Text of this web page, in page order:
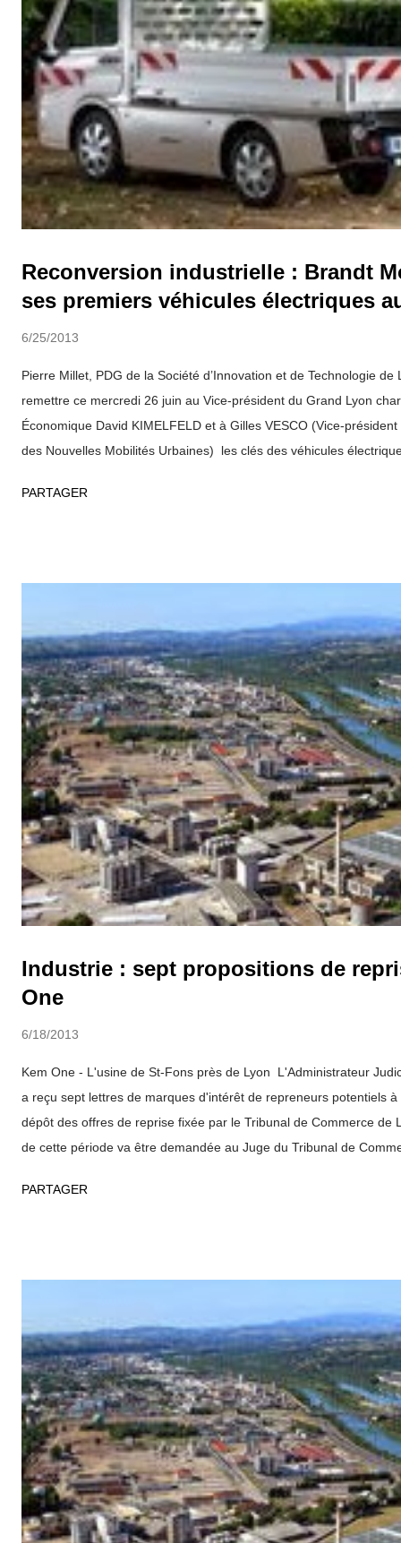
Reconversion industrielle : Brandt
ses premiers véhicules électriques
6/25/2013
Pierre Millet, PDG de la Société d’Innovation et de Technologie de
remettre ce mercredi 26 juin au Vice-président du Grand Lyon
Économique David KIMELFELD et à Gilles VESCO (Vice-
des Nouvelles Mobilités Urbaines) les clés des véhicules
: En 2011, l’usine Fagor Brandt a opéré une phase de
deux branches à valeur ajoutée du Groupe S...
PARTAGER
Industrie : sept propositions de
One
6/18/2013
Kem One - L'usine de St-Fons près de Lyon L'Administrateur
a reçu sept lettres de marques d'intérêt de repreneurs potentiels
dépôt des offres de reprise fixée par le Tribunal de Commerce
de cette période va être demandée au Juge du Tribunal de
délai serré et des enjeux liés à KEM ONE, et dans un contexte où
lettres de marques d'intérêt auprès de l'Administrateur Judiciaire
PARTAGER